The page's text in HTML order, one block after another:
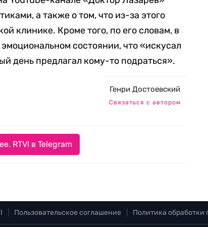
а также о том, что из-за этого
клинике. Кроме того, по его словам, в
состоянии, что «искусал
день предлагал кому-то подраться».
Генри Достоевский
Связаться с автором
RTVI в Telegram
Пользовательское соглашение Политика